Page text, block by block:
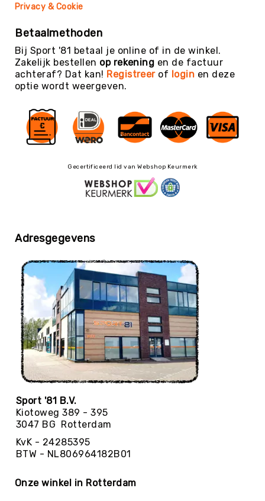
Trampolinespringen
Trefbal
Trendsporten
Turnen
/
Gymnastiek
Zelfverdediging
Voetbal
Volleybal
Waterpolo
Yogamatten
Bolsters
Yoga
Accessoires
KinderYoga
Meditatiekussens
Yoga
Pakketten
Yogamat
Zaalvoetbal
Zaalvoetballen
Zwemmen
Sportballen
Privacy & Cookie
Betaalmethoden
Bij Sport '81 betaal je online of in de winkel.
Zakelijk bestellen op rekening en de factuur
achteraf? Dat kan! Registreerof login en deze
optie wordt weergeven.
Gecertificeerd lid van Webshop Keurmerk
Adresgegevens
Sport '81 B.V.
Kiotoweg 389 - 395
3047 BG Rotterdam
KvK - 24285395
BTW - NL806964182B01
Onze winkel in Rotterdam